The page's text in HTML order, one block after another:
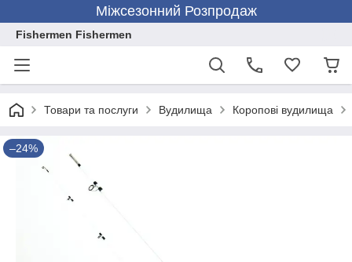
Міжсезонний Розпродаж
Fishermen Fishermen
Товари та послуги Вудилища Коропові вудилища
–24%